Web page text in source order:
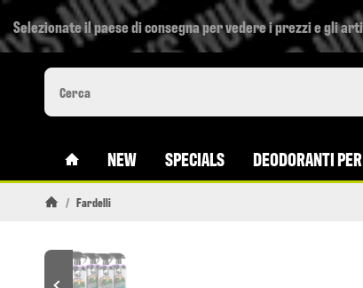
Selezionate il paese di consegna per vedere i prezzi e gli
#CUSTOM.LINKHOME#
NEW SPECIALS DEODORANTI
/ Fardelli